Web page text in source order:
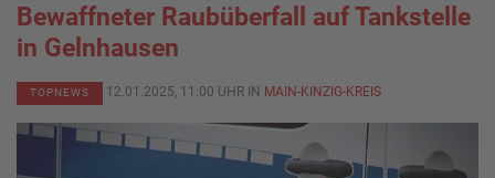
Bewaffneter Raubüberfall auf Tankstelle
in Gelnhausen
TOPNEWS 12.01.2025, 11:00 UHR IN MAIN-KINZIG-KREIS